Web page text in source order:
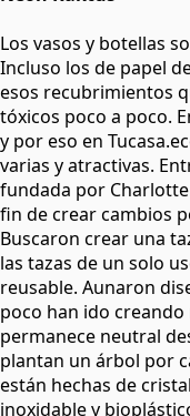
Los vasos y botellas
Incluso los de papel
esos recubrimientos
tóxicos poco a poco.
y por eso en
varias y atractivas.
fundada por Charlotte
fin de crear cambios
Buscaron crear una
las tazas de un solo
reusable. Aunaron
poco han ido
permanece neutral
plantan un árbol por
están hechas de
inoxidable y